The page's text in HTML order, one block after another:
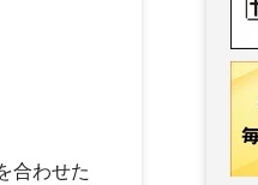
合わせた